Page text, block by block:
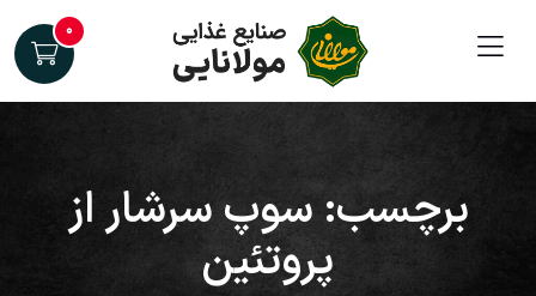
۰
برچسب: سوپ سرشار از
پروتئین